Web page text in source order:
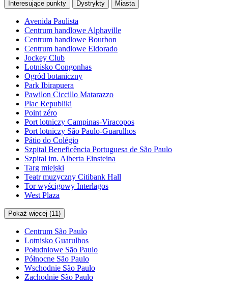
Interesujące punkty Dystrykty Miasta
Avenida Paulista
Centrum handlowe Alphaville
Centrum handlowe Bourbon
Centrum handlowe Eldorado
Jockey Club
Lotnisko Congonhas
Ogród botaniczny
Park Ibirapuera
Pawilon Ciccillo Matarazzo
Plac Republiki
Point zéro
Port lotniczy Campinas-Viracopos
Port lotniczy São Paulo-Guarulhos
Pátio do Colégio
Szpital Beneficência Portuguesa de São Paulo
Szpital im. Alberta Einsteina
Targ miejski
Teatr muzyczny Citibank Hall
Tor wyścigowy Interlagos
West Plaza
Pokaż więcej (11)
Centrum São Paulo
Lotnisko Guarulhos
Południowe São Paulo
Północne São Paulo
Wschodnie São Paulo
Zachodnie São Paulo